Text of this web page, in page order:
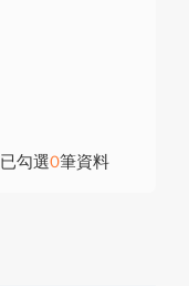
已勾選0筆資料